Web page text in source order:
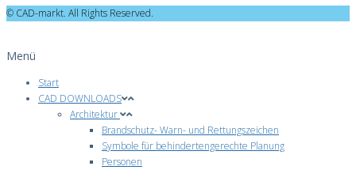
© CAD-markt. All Rights Reserved.
Menü
Start
CAD DOWNLOADS
Architektur
Brandschutz- Warn- und Rettungszeichen
Symbole für behindertengerechte Planung
Personen